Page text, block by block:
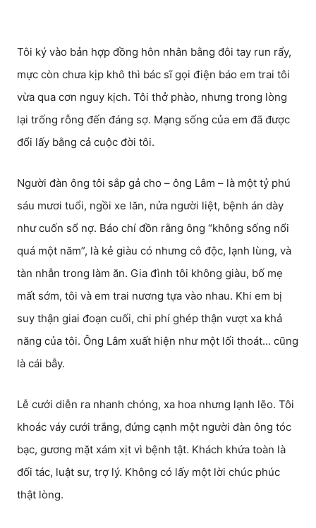
Tôi ký vào bản hợp đồng hôn nhân bằng đôi tay run rẩy,
mực còn chưa kịp khô thì bác sĩ gọi điện báo em trai tôi
vừa qua cơn nguy kịch. Tôi thở phào, nhưng trong lòng
lại trống rỗng đến đáng sợ. Mạng sống của em đã được
đổi lấy bằng cả cuộc đời tôi.
Người đàn ông tôi sắp gả cho – ông Lâm – là một tỷ phú
sáu mươi tuổi, ngồi xe lăn, nửa người liệt, bệnh án dày
như cuốn sổ nợ. Báo chí đồn rằng ông “không sống nổi
quá một năm”, là kẻ giàu có nhưng cô độc, lạnh lùng, và
tàn nhẫn trong làm ăn. Gia đình tôi không giàu, bố mẹ
mất sớm, tôi và em trai nương tựa vào nhau. Khi em bị
suy thận giai đoạn cuối, chi phí ghép thận vượt xa khả
năng của tôi. Ông Lâm xuất hiện như một lối thoát… cũng
là cái bẫy.
Lễ cưới diễn ra nhanh chóng, xa hoa nhưng lạnh lẽo. Tôi
khoác váy cưới trắng, đứng cạnh một người đàn ông tóc
bạc, gương mặt xám xịt vì bệnh tật. Khách khứa toàn là
đối tác, luật sư, trợ lý. Không có lấy một lời chúc phúc
thật lòng.